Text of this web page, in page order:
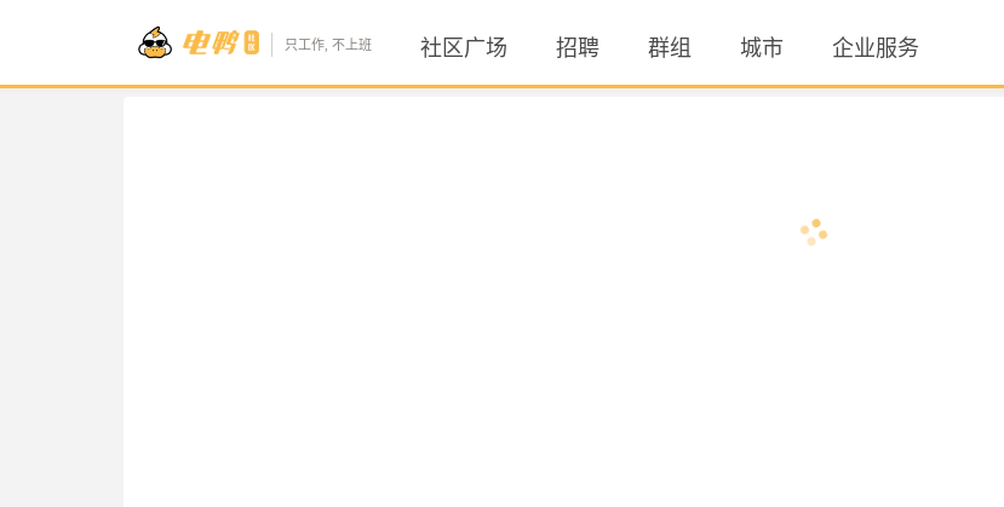
只工作, 不上班 社区广场 招聘 群组 城市 企业服务